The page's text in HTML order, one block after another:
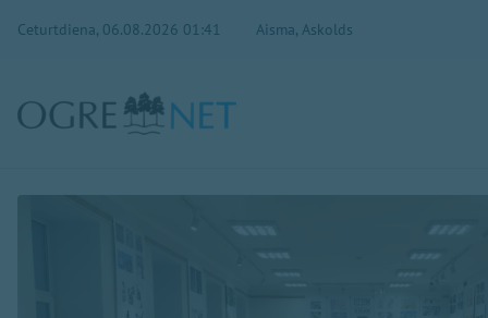
Ceturtdiena, 06.08.2026 01:41 Aisma, Askolds